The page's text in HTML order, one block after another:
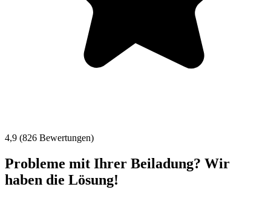
4,9 (826 Bewertungen)
Probleme mit Ihrer Beiladung? Wir
haben die Lösung!